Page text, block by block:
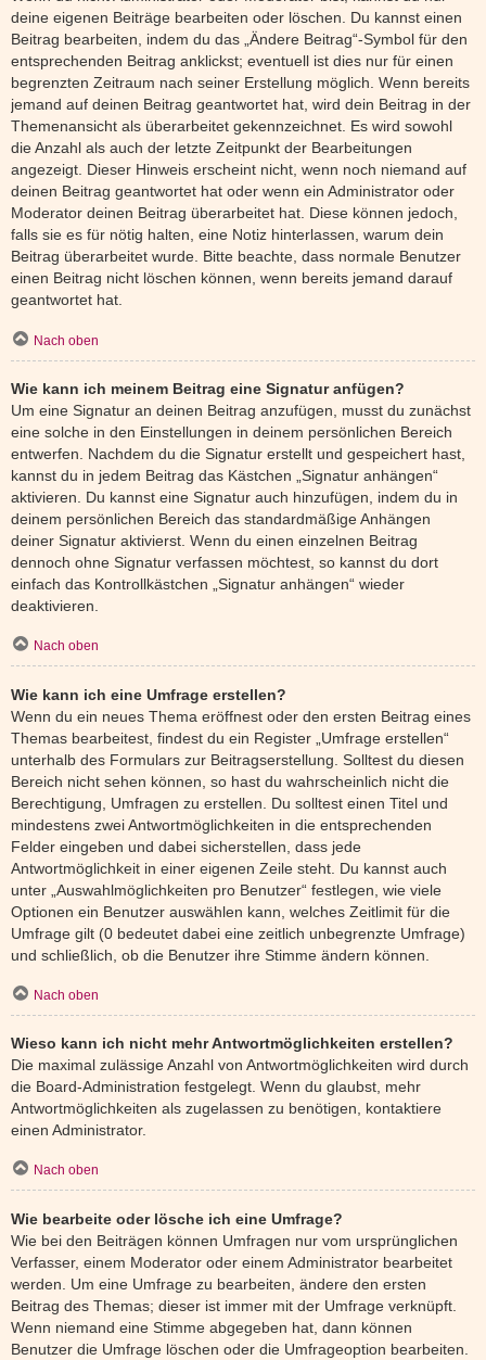
deine eigenen Beiträge bearbeiten oder löschen. Du kannst einen
Beitrag bearbeiten, indem du das „Ändere Beitrag“-Symbol für den
entsprechenden Beitrag anklickst; eventuell ist dies nur für einen
begrenzten Zeitraum nach seiner Erstellung möglich. Wenn bereits
jemand auf deinen Beitrag geantwortet hat, wird dein Beitrag in der
Themenansicht als überarbeitet gekennzeichnet. Es wird sowohl
die Anzahl als auch der letzte Zeitpunkt der Bearbeitungen
angezeigt. Dieser Hinweis erscheint nicht, wenn noch niemand auf
deinen Beitrag geantwortet hat oder wenn ein Administrator oder
Moderator deinen Beitrag überarbeitet hat. Diese können jedoch,
falls sie es für nötig halten, eine Notiz hinterlassen, warum dein
Beitrag überarbeitet wurde. Bitte beachte, dass normale Benutzer
einen Beitrag nicht löschen können, wenn bereits jemand darauf
geantwortet hat.
Nach oben
Wie kann ich meinem Beitrag eine Signatur anfügen?
Um eine Signatur an deinen Beitrag anzufügen, musst du zunächst
eine solche in den Einstellungen in deinem persönlichen Bereich
entwerfen. Nachdem du die Signatur erstellt und gespeichert hast,
kannst du in jedem Beitrag das Kästchen „Signatur anhängen“
aktivieren. Du kannst eine Signatur auch hinzufügen, indem du in
deinem persönlichen Bereich das standardmäßige Anhängen
deiner Signatur aktivierst. Wenn du einen einzelnen Beitrag
dennoch ohne Signatur verfassen möchtest, so kannst du dort
einfach das Kontrollkästchen „Signatur anhängen“ wieder
deaktivieren.
Nach oben
Wie kann ich eine Umfrage erstellen?
Wenn du ein neues Thema eröffnest oder den ersten Beitrag eines
Themas bearbeitest, findest du ein Register „Umfrage erstellen“
unterhalb des Formulars zur Beitragserstellung. Solltest du diesen
Bereich nicht sehen können, so hast du wahrscheinlich nicht die
Berechtigung, Umfragen zu erstellen. Du solltest einen Titel und
mindestens zwei Antwortmöglichkeiten in die entsprechenden
Felder eingeben und dabei sicherstellen, dass jede
Antwortmöglichkeit in einer eigenen Zeile steht. Du kannst auch
unter „Auswahlmöglichkeiten pro Benutzer“ festlegen, wie viele
Optionen ein Benutzer auswählen kann, welches Zeitlimit für die
Umfrage gilt (0 bedeutet dabei eine zeitlich unbegrenzte Umfrage)
und schließlich, ob die Benutzer ihre Stimme ändern können.
Nach oben
Wieso kann ich nicht mehr Antwortmöglichkeiten erstellen?
Die maximal zulässige Anzahl von Antwortmöglichkeiten wird durch
die Board-Administration festgelegt. Wenn du glaubst, mehr
Antwortmöglichkeiten als zugelassen zu benötigen, kontaktiere
einen Administrator.
Nach oben
Wie bearbeite oder lösche ich eine Umfrage?
Wie bei den Beiträgen können Umfragen nur vom ursprünglichen
Verfasser, einem Moderator oder einem Administrator bearbeitet
werden. Um eine Umfrage zu bearbeiten, ändere den ersten
Beitrag des Themas; dieser ist immer mit der Umfrage verknüpft.
Wenn niemand eine Stimme abgegeben hat, dann können
Benutzer die Umfrage löschen oder die Umfrageoption bearbeiten.